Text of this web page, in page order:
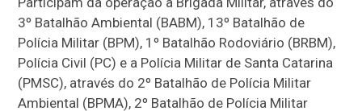
3º Batalhão Ambiental (BABM), 13º Batalhão de
Polícia Militar (BPM), 1º Batalhão Rodoviário (BRBM),
Polícia Civil (PC) e a Polícia Militar de Santa Catarina
(PMSC), através do 2º Batalhão de Polícia Militar
Ambiental (BPMA), 2º Batalhão de Polícia Militar